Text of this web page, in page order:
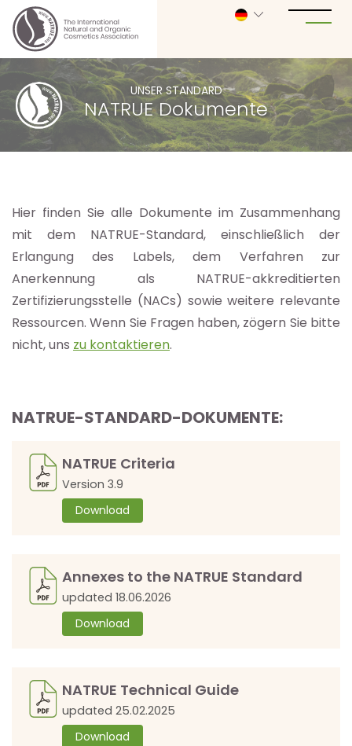
UNSER STANDARD
NATRUE Dokumente
Hier finden Sie alle Dokumente im Zusammenhang
mit dem NATRUE-Standard, einschließlich der
Erlangung des Labels, dem Verfahren zur
Anerkennung als NATRUE-akkreditierten
Zertifizierungsstelle (NACs) sowie weitere relevante
Ressourcen. Wenn Sie Fragen haben, zögern Sie bitte
nicht, uns zu kontaktieren.
NATRUE-STANDARD-DOKUMENTE:
NATRUE Criteria
Version 3.9
Download
Annexes to the NATRUE Standard
updated 18.06.2026
Download
NATRUE Technical Guide
updated 25.02.2025
Download